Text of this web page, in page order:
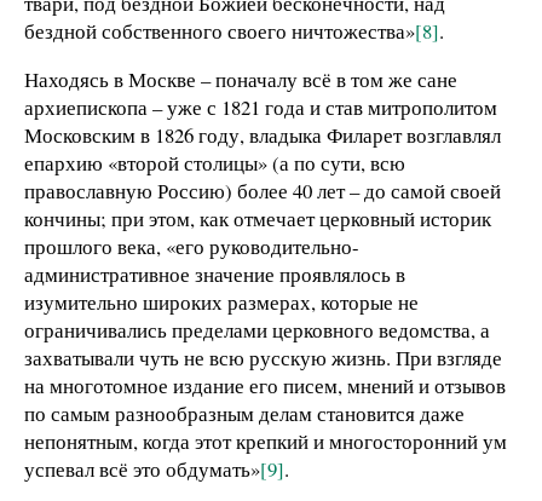
бездной собственного своего ничтожества»[8].
Находясь в Москве – поначалу всё в том же сане
архиепископа – уже с 1821 года и став митрополитом
Московским в 1826 году, владыка Филарет возглавлял
епархию «второй столицы» (а по сути, всю
православную Россию) более 40 лет – до самой своей
кончины; при этом, как отмечает церковный историк
прошлого века, «его руководительно-
административное значение проявлялось в
изумительно широких размерах, которые не
ограничивались пределами церковного ведомства, а
захватывали чуть не всю русскую жизнь. При взгляде
на многотомное издание его писем, мнений и отзывов
по самым разнообразным делам становится даже
непонятным, когда этот крепкий и многосторонний ум
успевал всё это обдумать»[9].